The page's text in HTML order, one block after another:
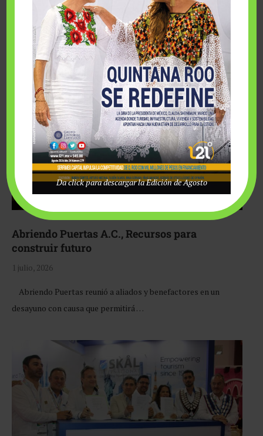
Fairmont Mayakoba y Make-A-Wish México unieron
esfuerzos para hacer realidad el deseo de una …
Abriendo Puertas A.C., Recursos para
construir futuro
1 julio, 2026
Abriendo Puertas reunió a aliados y benefactores en un
desayuno con causa que permitirá …
Da click para descargar la Edición de Agosto